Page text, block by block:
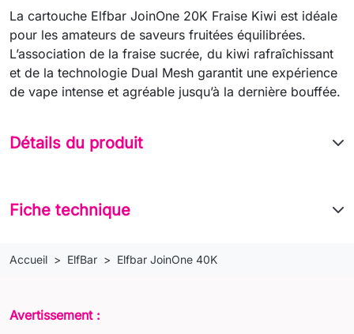
La cartouche Elfbar JoinOne 20K Fraise Kiwi est idéale
pour les amateurs de saveurs fruitées équilibrées.
L’association de la fraise sucrée, du kiwi rafraîchissant
et de la technologie Dual Mesh garantit une expérience
de vape intense et agréable jusqu’à la dernière bouffée.
Détails du produit
Fiche technique
Accueil ElfBar Elfbar JoinOne 40K
Avertissement :